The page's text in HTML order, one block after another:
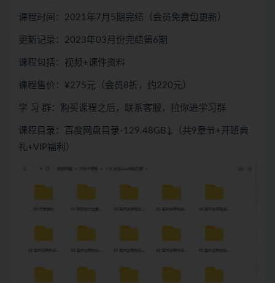
课程时间：2021年7月5期完结（会员免费包更新）
更新记录：2023年03月份完结第6期
课程包括：视频+课件资料
课程售价：¥275元（会员8折，约220元）
学 习 群：购买课程之后，联系客服，拉你进学习群
课程目录：百度网盘目录-129.48GB↓（共9章节+开班典
礼+VIP福利）